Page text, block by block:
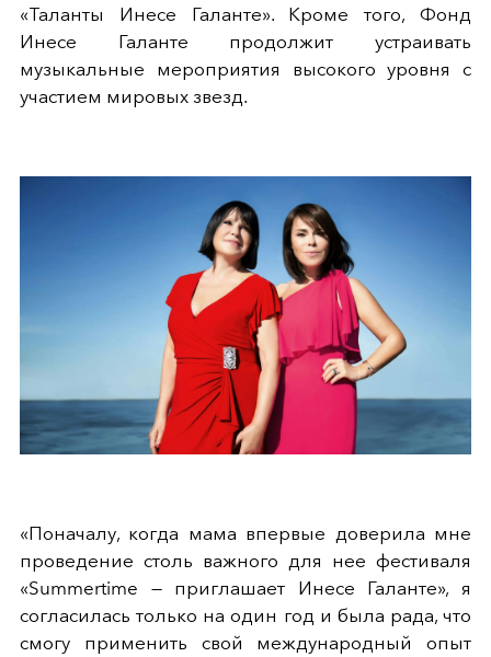
«Таланты Инесе Галанте». Кроме того, Фонд
Инесе Галанте продолжит устраивать
музыкальные мероприятия высокого уровня с
участием мировых звезд.
«Поначалу, когда мама впервые доверила мне
проведение столь важного для нее фестиваля
«Summertime — приглашает Инесе Галанте», я
согласилась только на один год и была рада, что
смогу применить свой международный опыт